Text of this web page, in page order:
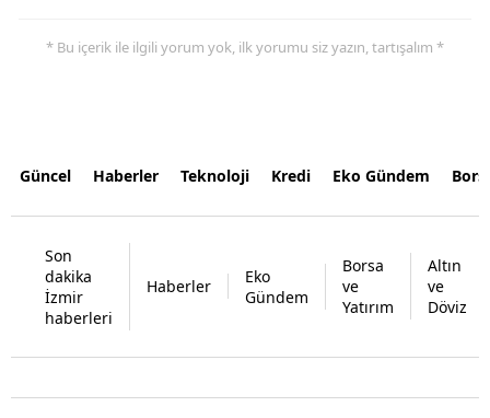
* Bu içerik ile ilgili yorum yok, ilk yorumu siz yazın, tartışalım *
Güncel Haberler Teknoloji Kredi Eko Gündem
Son
dakika
İzmir
haberleri
Haberler
Eko
Gündem
Borsa
ve
Yatırım
Altın
ve
Döviz